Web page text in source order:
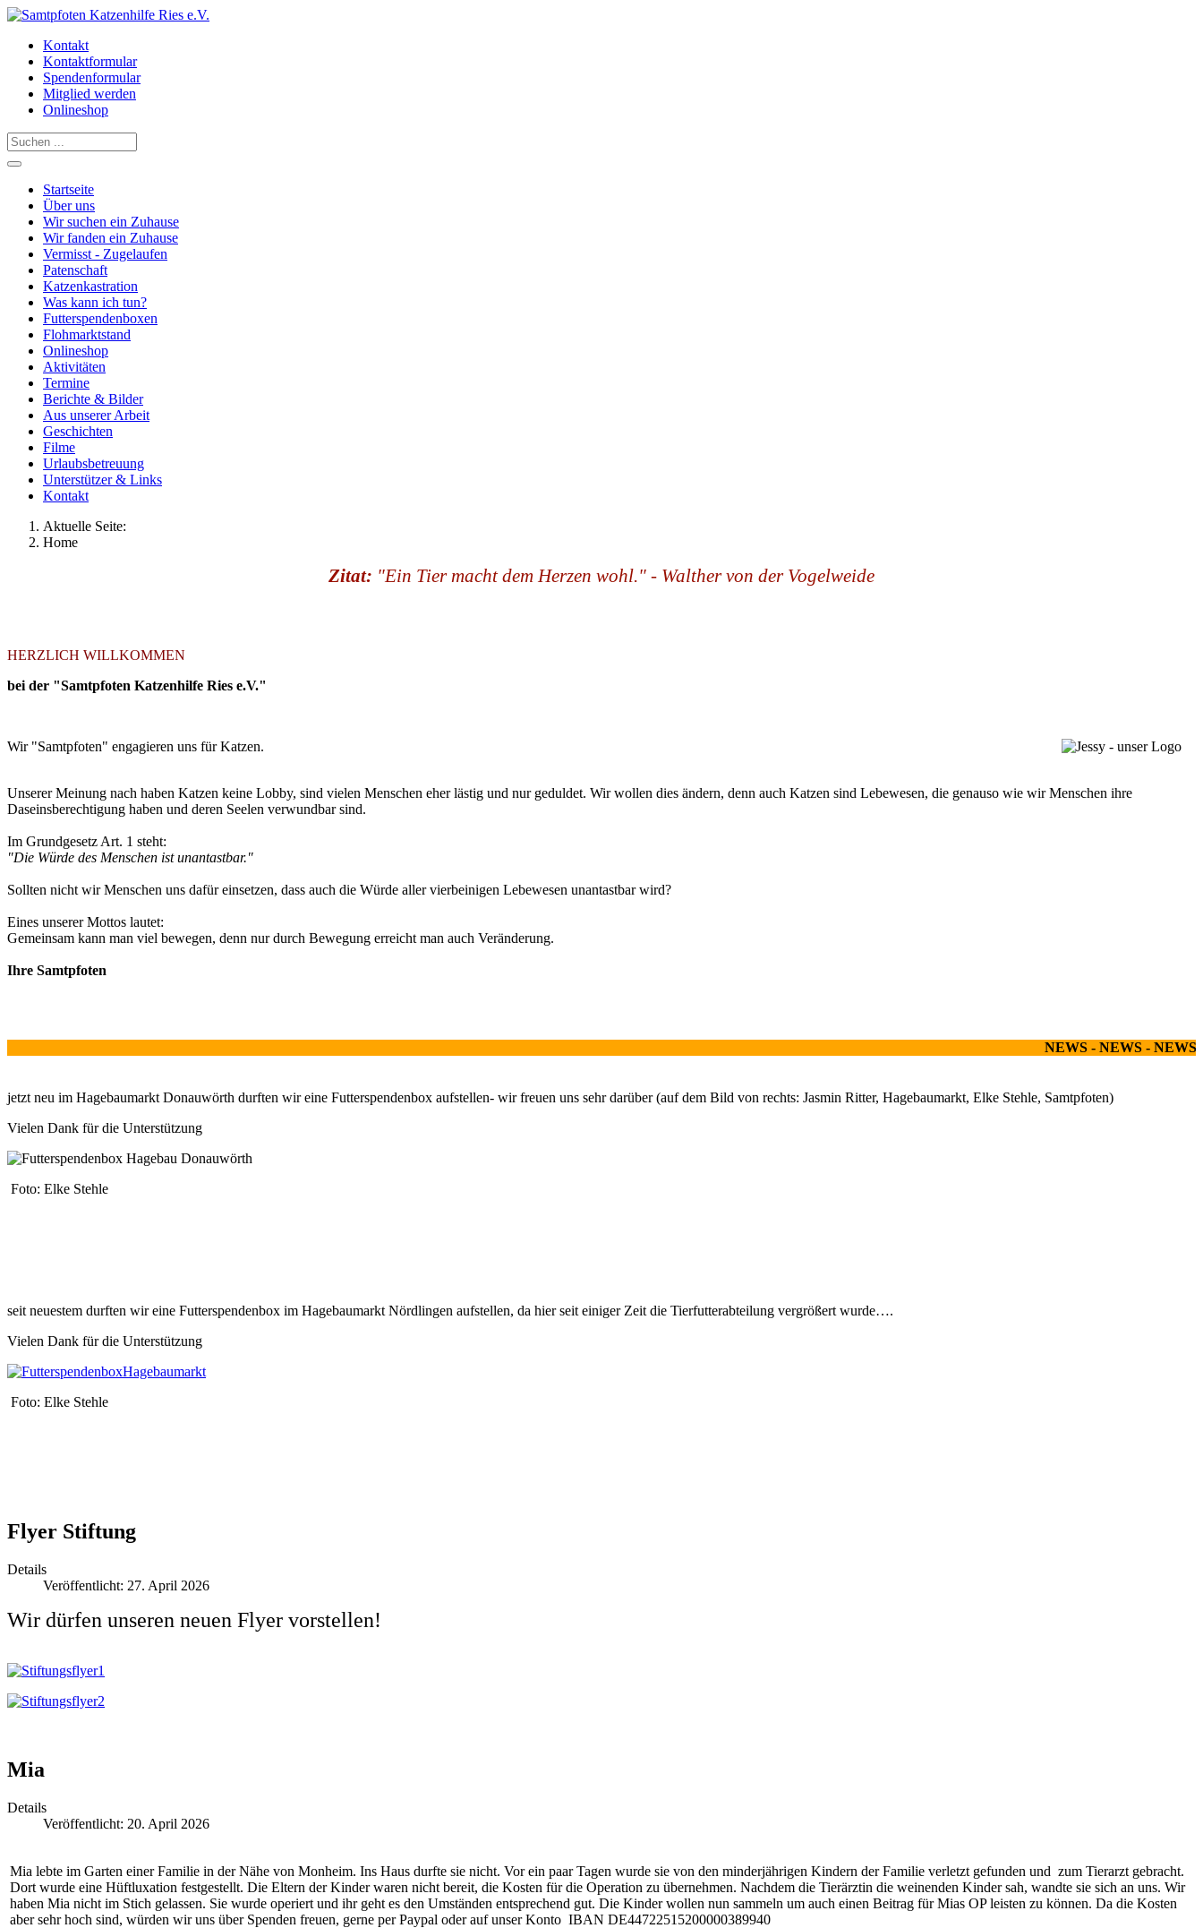
Kontakt
Kontaktformular
Spendenformular
Mitglied werden
Onlineshop
Startseite
Über uns
Wir suchen ein Zuhause
Wir fanden ein Zuhause
Vermisst - Zugelaufen
Patenschaft
Katzenkastration
Was kann ich tun?
Futterspendenboxen
Flohmarktstand
Onlineshop
Aktivitäten
Termine
Berichte & Bilder
Aus unserer Arbeit
Geschichten
Filme
Urlaubsbetreuung
Unterstützer & Links
Kontakt
Aktuelle Seite:
Home
Zitat: "Ein Tier macht dem Herzen wohl." - Walther von der Vogelweide
HERZLICH WILLKOMMEN
bei der "Samtpfoten Katzenhilfe Ries e.V."
Wir "Samtpfoten" engagieren uns für Katzen.
Unserer Meinung nach haben Katzen keine Lobby, sind vielen Menschen eher lästig und nur geduldet. Wir wollen dies ändern, denn auch Katzen sind Lebewesen, die genauso wie wir Menschen ihre
Daseinsberechtigung haben und deren Seelen verwundbar sind.
Im Grundgesetz Art. 1 steht:
"Die Würde des Menschen ist unantastbar."
Sollten nicht wir Menschen uns dafür einsetzen, dass auch die Würde aller vierbeinigen Lebewesen unantastbar wird?
Eines unserer Mottos lautet:
Gemeinsam kann man viel bewegen, denn nur durch Bewegung erreicht man auch Veränderung.
Ihre Samtpfoten
NEWS - NEWS - NEWS -
jetzt neu im Hagebaumarkt Donauwörth durften wir eine Futterspendenbox aufstellen- wir freuen uns sehr darüber (auf dem Bild von rechts: Jasmin Ritter, Hagebaumarkt, Elke Stehle, Samtpfoten)
Vielen Dank für die Unterstützung
Foto: Elke Stehle
seit neuestem durften wir eine Futterspendenbox im Hagebaumarkt Nördlingen aufstellen, da hier seit einiger Zeit die Tierfutterabteilung vergrößert wurde….
Vielen Dank für die Unterstützung
Foto: Elke Stehle
Flyer Stiftung
Details
Veröffentlicht: 27. April 2026
Wir dürfen unseren neuen Flyer vorstellen!
Mia
Details
Veröffentlicht: 20. April 2026
Mia lebte im Garten einer Familie in der Nähe von Monheim. Ins Haus durfte sie nicht. Vor ein paar Tagen wurde sie von den minderjährigen Kindern der Familie verletzt gefunden und zum Tierarzt gebracht.
Dort wurde eine Hüftluxation festgestellt. Die Eltern der Kinder waren nicht bereit, die Kosten für die Operation zu übernehmen. Nachdem die Tierärztin die weinenden Kinder sah, wandte sie sich an uns. Wir
haben Mia nicht im Stich gelassen. Sie wurde operiert und ihr geht es den Umständen entsprechend gut. Die Kinder wollen nun sammeln um auch einen Beitrag für Mias OP leisten zu können. Da die Kosten
aber sehr hoch sind, würden wir uns über Spenden freuen, gerne per Paypal oder auf unser Konto IBAN DE44722515200000389940